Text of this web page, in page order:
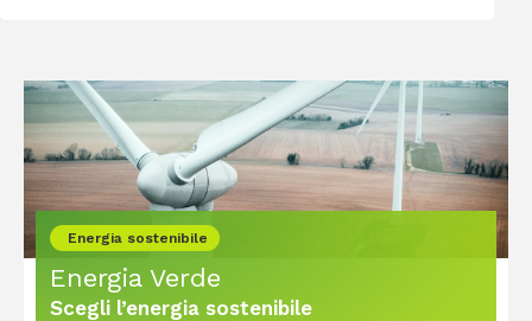
Energia sostenibile
Energia Verde
Scegli l’energia sostenibile